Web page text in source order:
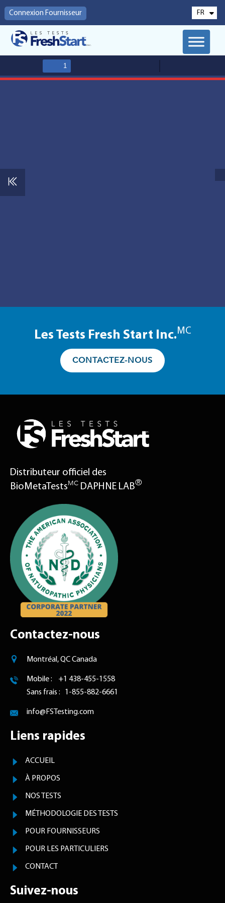
Connexion Fournisseur FR
EN
Les Tests Fresh Start Inc.MC
CONTACTEZ-NOUS
Distributeur officiel des
BioMetaTestsMC DAPHNE LAB®
Contactez-nous
Montréal, QC Canada
Mobile : +1 438-455-1558
Sans frais : 1-855-882-6661
info@FSTesting.com
Liens rapides
ACCUEIL
À PROPOS
NOS TESTS
MÉTHODOLOGIE DES TESTS
POUR FOURNISSEURS
POUR LES PARTICULIERS
CONTACT
Suivez-nous